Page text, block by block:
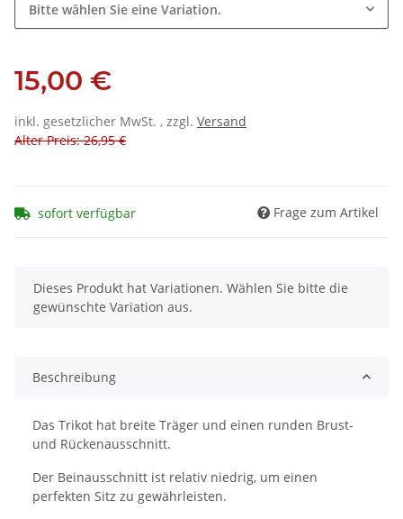
Bitte wählen Sie eine Variation.
15,00 €
inkl. gesetzlicher MwSt. , zzgl. Versand
Alter Preis: 26,95 €
sofort verfügbar Frage zum Artikel
x
Dieses Produkt hat Variationen. Wählen Sie bitte die
gewünschte Variation aus.
Beschreibung
Das Trikot hat breite Träger und einen runden Brust-
und Rückenausschnitt.
Der Beinausschnitt ist relativ niedrig, um einen
perfekten Sitz zu gewährleisten.